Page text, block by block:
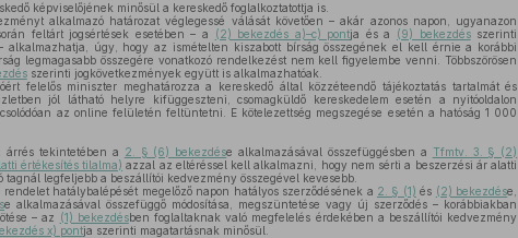
képviselőjének minősül a kereskedő foglalkoztatottja is.
alkalmazó határozat véglegessé válását követően – akár azonos napon, ugyanazon
feltárt jogsértések esetében – a
(2) bekezdés a)–c) pontja és a (9) bekezdésszerinti
alkalmazhatja, úgy, hogy az ismételten kiszabott bírság összegének el kell érnie a korábbi
legmagasabb összegére vonatkozó rendelkezést nem kell figyelembe venni. Többszörösen
szerinti jogkövetkezmények együtt is alkalmazhatóak.
felelős miniszter meghatározza a kereskedő által közzéteendő tájékoztatás tartalmát és
jól látható helyre kifüggeszteni, csomagküldő kereskedelem esetén a nyitóoldalon
az online felületén feltüntetni. E kötelezettség megszegése esetén a hatóság 1 000
árrés tekintetében a 2. § (6) bekezdése alkalmazásával összefüggésben a Tfmtv. 3. § (2)
értékesítés tilalma) azzal az eltéréssel kell alkalmazni, hogy nem sérti a beszerzési ár alatti
legfeljebb a beszállítói kedvezmény összegével kevesebb.
hatálybalépését megelőző napon hatályos szerződésének a 2. § (1) és (2) bekezdése,
e alkalmazásával összefüggő módosítása, megszüntetése vagy új szerződés – korábbiakban
– az (1) bekezdésben foglaltaknak való megfelelés érdekében a beszállítói kedvezmény
x) pontja szerinti magatartásnak minősül.